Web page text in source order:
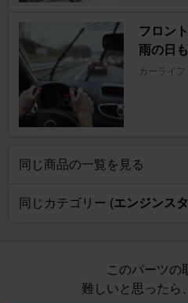
フロン
雨の日
カーライフ
同じ商品の一覧を見る
同じカテゴリー (エンジンス
このパーツの
難しいと思ったら